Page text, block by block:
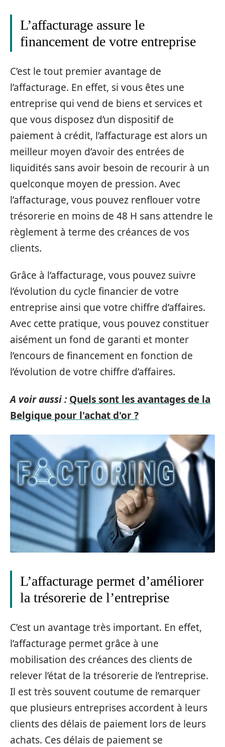
L’affacturage assure le
financement de votre entreprise
C’est le tout premier avantage de
l’affacturage. En effet, si vous êtes une
entreprise qui vend de biens et services et
que vous disposez d’un dispositif de
paiement à crédit, l’affacturage est alors un
meilleur moyen d’avoir des entrées de
liquidités sans avoir besoin de recourir à un
quelconque moyen de pression. Avec
l’affacturage, vous pouvez renflouer votre
trésorerie en moins de 48 H sans attendre le
règlement à terme des créances de vos
clients.
Grâce à l’affacturage, vous pouvez suivre
l’évolution du cycle financier de votre
entreprise ainsi que votre chiffre d’affaires.
Avec cette pratique, vous pouvez constituer
aisément un fond de garanti et monter
l’encours de financement en fonction de
l’évolution de votre chiffre d’affaires.
A voir aussi : Quels sont les avantages de la
Belgique pour l'achat d'or ?
L’affacturage permet d’améliorer
la trésorerie de l’entreprise
C’est un avantage très important. En effet,
l’affacturage permet grâce à une
mobilisation des créances des clients de
relever l’état de la trésorerie de l’entreprise.
Il est très souvent coutume de remarquer
que plusieurs entreprises accordent à leurs
clients des délais de paiement lors de leurs
achats. Ces délais de paiement se